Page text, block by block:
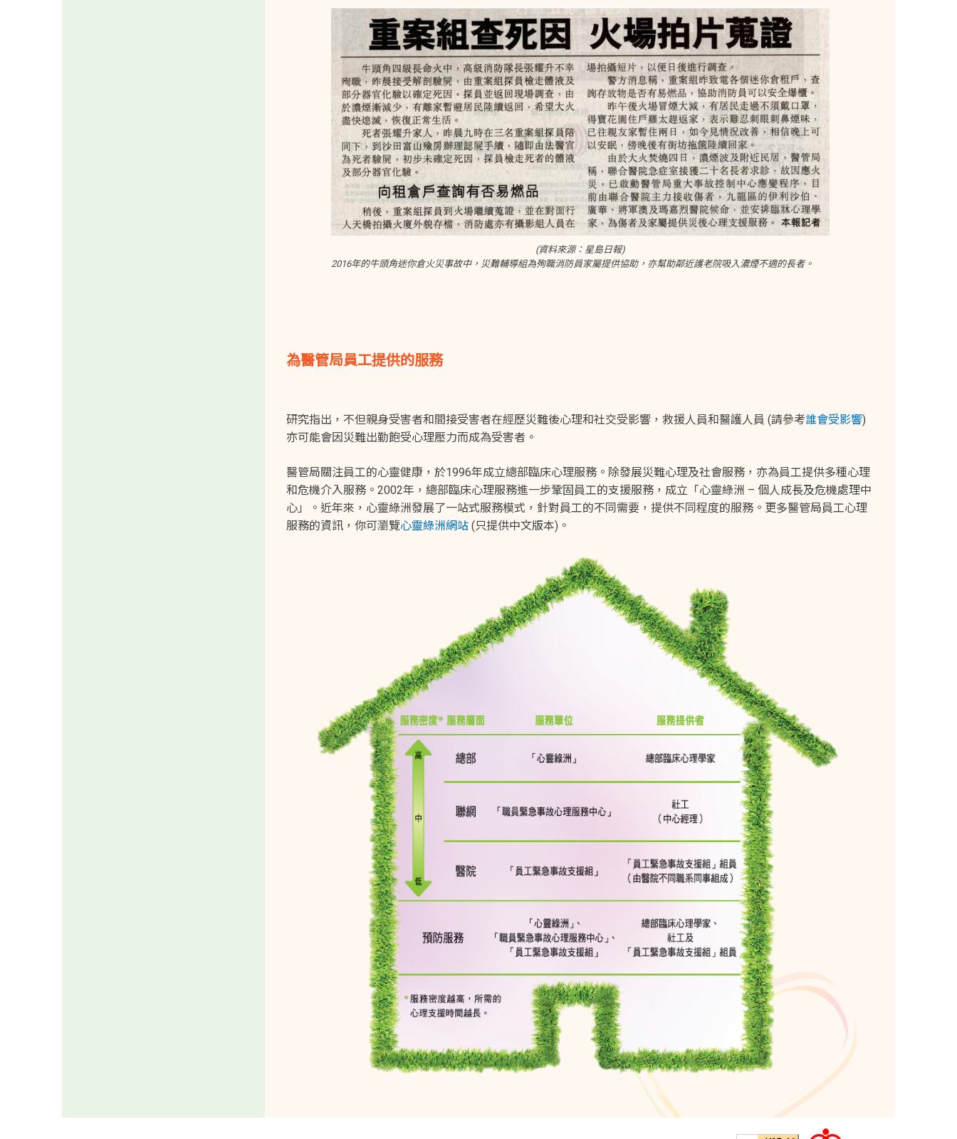
(資料來源：星島日報)
2016年的牛頭角迷你倉火災事故中，災難輔導組為殉職消防員家屬提供協助，亦幫助鄰近護老院吸入濃煙不適的長者。
為醫管局員工提供的服務
研究指出，不但親身受害者和間接受害者在經歷災難後心理和社交受影響，救援人員和醫護人員 (請參考誰會受影響)
亦可能會因災難出勤飽受心理壓力而成為受害者。
醫管局關注員工的心靈健康，於1996年成立總部臨床心理服務。除發展災難心理及社會服務，亦為員工提供多種心理
和危機介入服務。2002年，總部臨床心理服務進一步鞏固員工的支援服務，成立「心靈綠洲 – 個人成長及危機處理中
心」。近年來，心靈綠洲發展了一站式服務模式，針對員工的不同需要，提供不同程度的服務。更多醫管局員工心理
服務的資訊，你可瀏覽心靈綠洲網站 (只提供中文版本)。